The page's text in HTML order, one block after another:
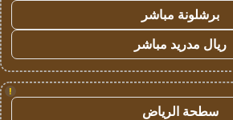
برشلونة مباشر
ريال مدريد مباشر
!
سطحة الرياض